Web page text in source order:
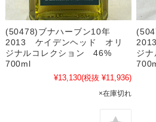
(50478)ブナハーブン10年
2013 ケイデンヘッド オリ
ジナルコレクション 46%
700ml
¥13,130(税抜 ¥11,936)
×在庫切れ
ジ